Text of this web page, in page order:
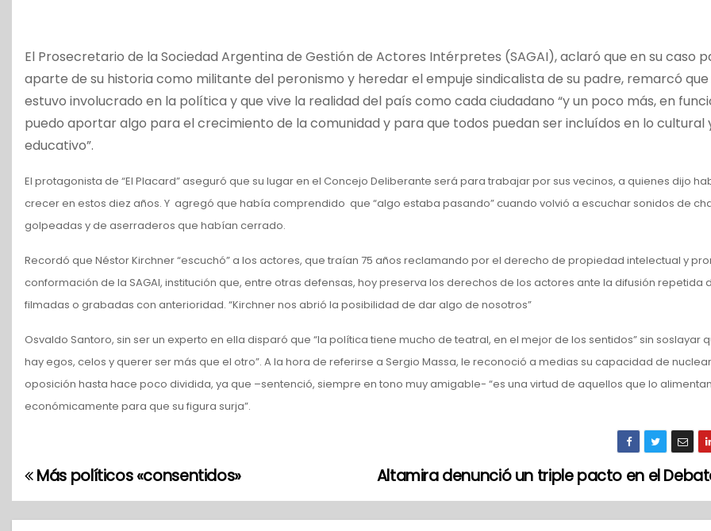
El Prosecretario de la Sociedad Argentina de Gestión de Actores Intérpretes (SAGAI), aclaró que en su caso
aparte de su historia como militante del peronismo y heredar el empuje sindicalista de su padre, remarcó
estuvo involucrado en la política y que vive la realidad del país como cada ciudadano “y un poco más, en
puedo aportar algo para el crecimiento de la comunidad y para que todos puedan ser incluídos en lo cultural
educativo”.
El protagonista de “El Placard” aseguró que su lugar en el Concejo Deliberante será para trabajar por sus vecinos, a quienes dijo
crecer en estos diez años. Y agregó que había comprendido que “algo estaba pasando” cuando volvió a escuchar sonidos de
golpeadas y de aserraderos que habían cerrado.
Recordó que Néstor Kirchner “escuchó” a los actores, que traían 75 años reclamando por el derecho de propiedad intelectual y
conformación de la SAGAI, institución que, entre otras defensas, hoy preserva los derechos de los actores ante la difusión repetida
filmadas o grabadas con anterioridad. “Kirchner nos abrió la posibilidad de dar algo de nosotros”
Osvaldo Santoro, sin ser un experto en ella disparó que “la política tiene mucho de teatral, en el mejor de los sentidos” sin soslayar
hay egos, celos y querer ser más que el otro”. A la hora de referirse a Sergio Massa, le reconoció a medias su capacidad de
oposición hasta hace poco dividida, ya que –sentenció, siempre en tono muy amigable- “es una virtud de aquellos que lo alimentan
económicamente para que su figura surja”.
N
a
Altamira denunció un triple pacto en el
Más políticos «consentidos»